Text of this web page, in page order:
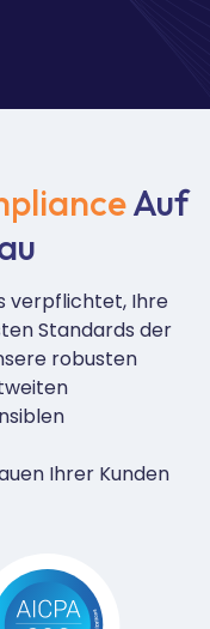
Auf
verpflichtet, Ihre
Standards der
robusten
Ihrer Kunden